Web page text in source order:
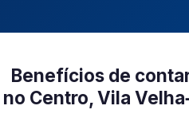
Benefícios de
no Centro, Vila